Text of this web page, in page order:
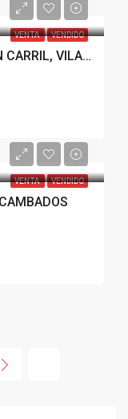
VENTA VENDIDO
APARTAMENTO CON TERRAZA EN CARRIL, VILAGARCIA
VENTA VENDIDO